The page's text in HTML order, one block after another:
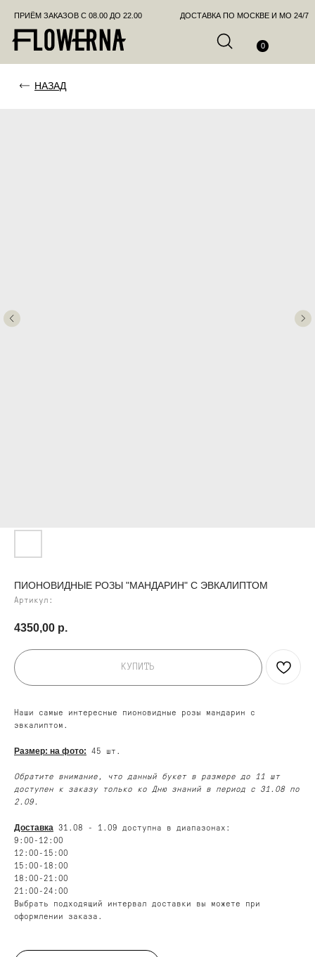
ПРИЁМ ЗАКАЗОВ С 08.00 ДО 22.00
ПИОНОВИДНЫЕ РОЗЫ "МАНДАРИН" С ЭВКАЛИПТОМ
Артикул:
4350,00 р.
КУПИТЬ
Наши самые интересные пионовидные розы мандарин с
эвкалиптом.
Размер: на фото: 45 шт.
Обратите внимание, что данный букет в размере до 11 шт
доступен к заказу только ко Дню знаний в период с 31.08 по
2.09.
Доставка 31.08 - 1.09 доступна в диапазонах:
9:00-12:00
12:00-15:00
15:00-18:00
18:00-21:00
21:00-24:00
Выбрать подходящий интервал доставки вы можете при
оформлении заказа.